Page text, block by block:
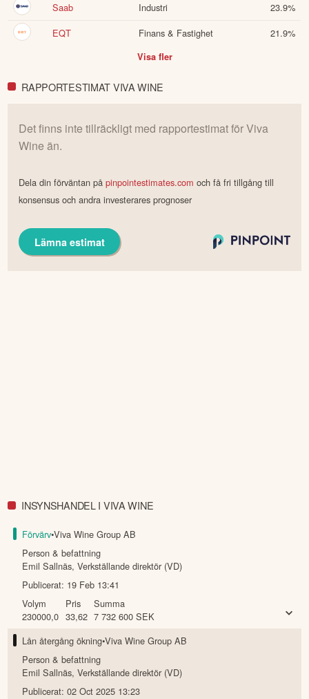
Saab
Industri 23.9%
EQT
Finans & Fastighet 21.9%
Visa fler
RAPPORTESTIMAT VIVA WINE
Det finns inte tillräckligt med rapportestimat förViva
Wine än.
Dela din förväntan påpinpointestimates.com och få fri tillgång till
konsensus och andra investerares prognoser
Lämna estimat
INSYNSHANDEL I VIVA WINE
Förvärv•Viva Wine Group AB
Person & befattning
Emil Sallnäs,Verkställande direktör (VD)
Publicerat: 19 Feb 13:41
Volym
230000,0
Pris
33,62
Summa
7 732 600 SEK
Lån återgång ökning•Viva Wine Group AB
Person & befattning
Emil Sallnäs,Verkställande direktör (VD)
Publicerat:02 Oct 2025 13:23